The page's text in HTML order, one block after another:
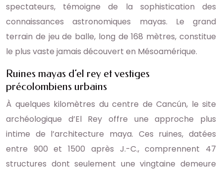
spectateurs, témoigne de la sophistication des
connaissances astronomiques mayas. Le grand
terrain de jeu de balle, long de 168 mètres, constitue
le plus vaste jamais découvert en Mésoamérique.
Ruines mayas d’el rey et vestiges
précolombiens urbains
À quelques kilomètres du centre de Cancún, le site
archéologique d’El Rey offre une approche plus
intime de l’architecture maya. Ces ruines, datées
entre 900 et 1500 après J.-C., comprennent 47
structures dont seulement une vingtaine demeure